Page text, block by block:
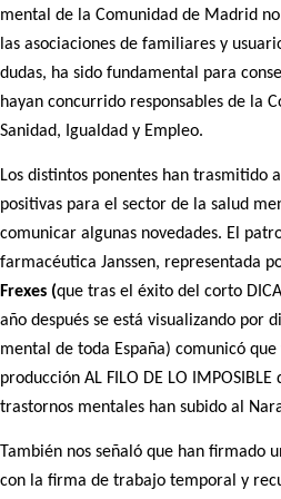
mental de la Comunidad de Madrid
las asociaciones de familiares y
dudas, ha sido fundamental para
hayan concurrido responsables de la
Sanidad, Igualdad y Empleo.
Los distintos ponentes han trasmitido
positivas para el sector de la salud
comunicar algunas novedades. El
farmacéutica Janssen, representada
Frexes (que tras el éxito del corto
año después se está visualizando por
mental de toda España) comunicó
producción AL FILO DE LO
trastornos mentales han subido al
También nos señaló que han firmado
con la firma de trabajo temporal y